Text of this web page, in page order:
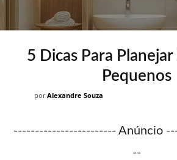
5 Dicas Para
Pequenos
por Alexandre Souza
------------------------ Anúncio
--